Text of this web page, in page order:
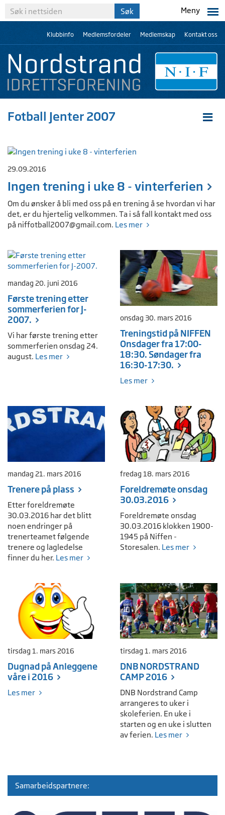
Meny
Klubbinfo Medlemsfordeler Medlemskap Kontakt oss
Fotball Jenter 2007
29.09.2016
Ingen trening i uke 8 - vinterferien
Om du ønsker å bli med oss på en trening å se hvordan vi har
det, er du hjertelig velkommen. Ta i så fall kontakt med oss
på niffotball2007@gmail.com. Les mer
mandag 20. juni 2016
Første trening etter
sommerferien for J-
2007.
Vi har første trening etter
sommerferien onsdag 24.
august. Les mer
onsdag 30. mars 2016
Treningstid på NIFFEN
Onsdager fra 17:00-
18:30. Søndager fra
16:30-17:30.
Les mer
mandag 21. mars 2016
Trenere på plass
Etter foreldremøte
30.03.2016 har det blitt
noen endringer på
trenerteamet følgende
trenere og lagledelse
finner du her. Les mer
fredag 18. mars 2016
Foreldremøte onsdag
30.03.2016
Foreldremøte onsdag
30.03.2016 klokken 1900-
1945 på Niffen -
Storesalen. Les mer
tirsdag 1. mars 2016
Dugnad på Anleggene
våre i 2016
Les mer
tirsdag 1. mars 2016
DNB NORDSTRAND
CAMP 2016
DNB Nordstrand Camp
arrangeres to uker i
skoleferien. En uke i
starten og en uke i slutten
av ferien. Les mer
Samarbeidspartnere: